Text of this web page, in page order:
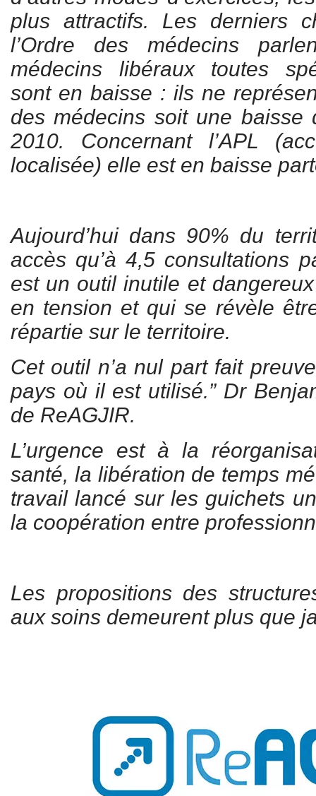
plus attractifs. Les derniers
l’Ordre des médecins
médecins libéraux toutes
sont en baisse : ils ne
des médecins soit une
2010. Concernant l’APL
localisée) elle est en baisse
Aujourd’hui dans 90% du
accès qu’à 4,5 consultations
est un outil inutile et
en tension et qui se révèle
répartie sur le territoire.
Cet outil n’a nul part fait
pays où il est utilisé.” Dr
de ReAGJIR.
L’urgence est à la
santé, la libération de temps
travail lancé sur les guichets
la coopération entre
Les propositions des
aux soins demeurent plus que